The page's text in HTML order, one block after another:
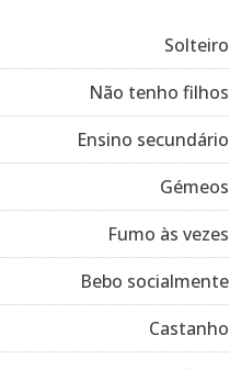
Solteiro
Não tenho filhos
Ensino secundário
Gémeos
Fumo às vezes
Bebo socialmente
Castanho